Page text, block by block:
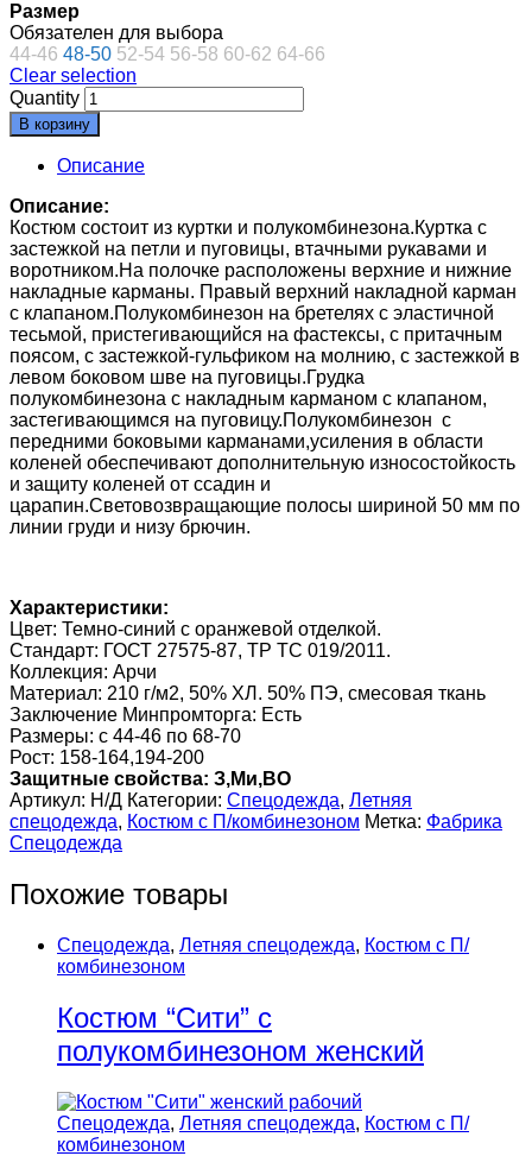
Размер
Обязателен для выбора
44-46 48-50 52-54 56-58 60-62 64-66
Clear selection
Quantity
В корзину
Описание
Описание:
Костюм состоит из куртки и полукомбинезона.Куртка с
застежкой на петли и пуговицы, втачными рукавами и
воротником.На полочке расположены верхние и нижние
накладные карманы. Правый верхний накладной карман
с клапаном.Полукомбинезон на бретелях с эластичной
тесьмой, пристегивающийся на фастексы, с притачным
поясом, с застежкой-гульфиком на молнию, с застежкой в
левом боковом шве на пуговицы.Грудка
полукомбинезона с накладным карманом с клапаном,
застегивающимся на пуговицу.Полукомбинезон с
передними боковыми карманами,усиления в области
коленей обеспечивают дополнительную износостойкость
и защиту коленей от ссадин и
царапин.Световозвращающие полосы шириной 50 мм по
линии груди и низу брючин.
Характеристики:
Цвет: Темно-синий с оранжевой отделкой.
Стандарт: ГОСТ 27575-87, ТР ТС 019/2011.
Коллекция: Арчи
Материал: 210 г/м2, 50% ХЛ. 50% ПЭ, смесовая ткань
Заключение Минпромторга: Есть
Размеры: с 44-46 по 68-70
Рост: 158-164,194-200
Защитные свойства: З,Ми,ВО
Артикул: Н/Д Категории: Спецодежда, Летняя
спецодежда, Костюм с П/комбинезоном Метка: Фабрика
Спецодежда
Похожие товары
Спецодежда, Летняя спецодежда, Костюм с П/
комбинезоном
Костюм “Сити” с
полукомбинезоном женский
Спецодежда, Летняя спецодежда, Костюм с П/
комбинезоном